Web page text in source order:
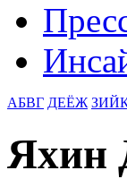
АБВГ ДЕЁЖ
Яхин